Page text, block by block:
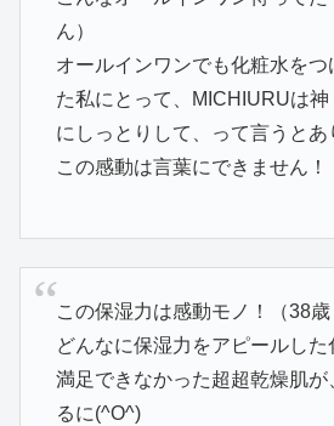
ん）
オールインワンでも化粧水をつ
た私にとって、MICHIURUは
にしっとりして、って言うとあ
この感動は言葉にできません！
この保湿力は感動モノ！（38
どんなに保湿力をアピールし
満足できなかった超超乾燥肌
るに(^O^)